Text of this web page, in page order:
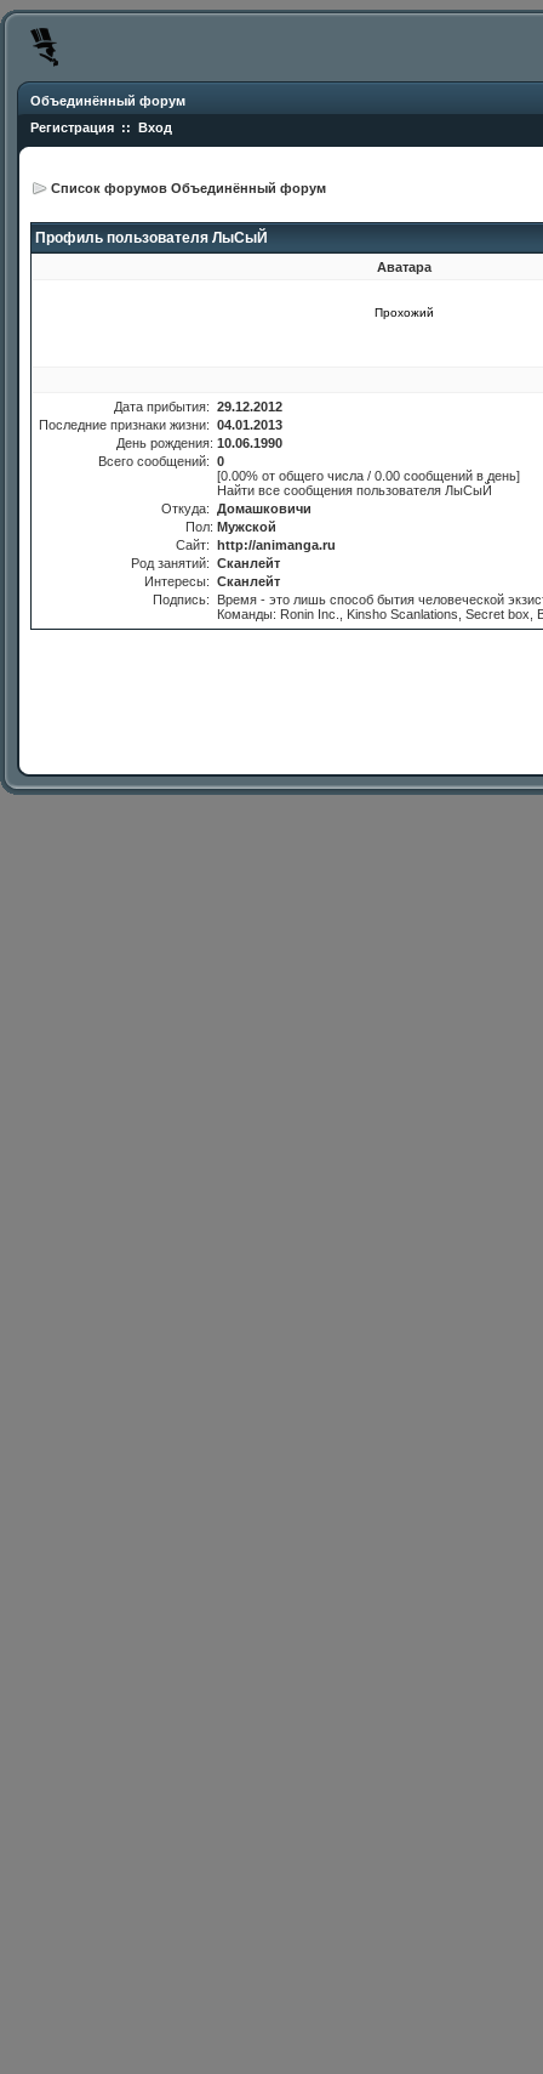
Объединённый форум
Регистрация :: Вход
Список форумов Объединённый форум
Профиль пользователя ЛыСыЙ
Аватара
Прохожий
Дата прибытия: 29.12.2012
Последние признаки жизни: 04.01.2013
День рождения: 10.06.1990
Всего сообщений: 0
[0.00% от общего числа / 0.00 сообщений в день]
Найти все сообщения пользователя ЛыСыЙ
Откуда: Домашковичи
Пол: Мужской
Сайт: http://animanga.ru
Род занятий: Сканлейт
Интересы: Сканлейт
Подпись:
Время - это лишь способ бытия человеческой
Команды: Ronin Inc., Kinsho Scanlations, Secret box,